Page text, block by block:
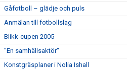
Gåfotboll – glädje och puls
Anmälan till fotbollslag
Blikk-cupen 2005
"En samhällsaktör"
Konstgräsplaner i Nolia Ishall